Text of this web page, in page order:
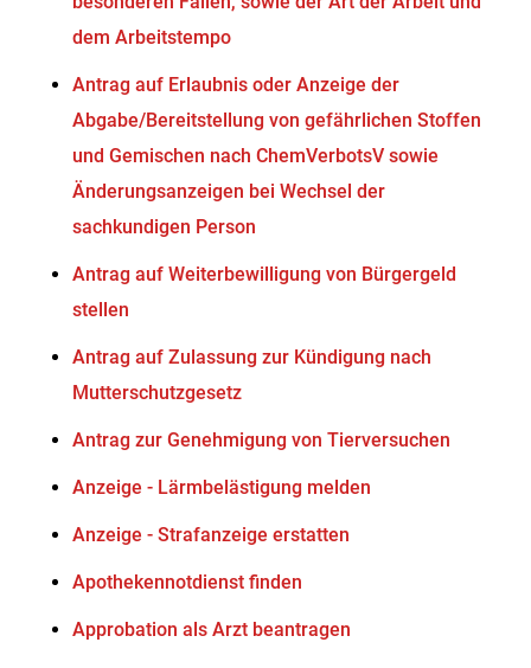
dem Arbeitstempo
Antrag auf Erlaubnis oder Anzeige der
Abgabe/Bereitstellung von gefährlichen Stoffen
und Gemischen nach ChemVerbotsV sowie
Änderungsanzeigen bei Wechsel der
sachkundigen Person
Antrag auf Weiterbewilligung von Bürgergeld
stellen
Antrag auf Zulassung zur Kündigung nach
Mutterschutzgesetz
Antrag zur Genehmigung von Tierversuchen
Anzeige - Lärmbelästigung melden
Anzeige - Strafanzeige erstatten
Apothekennotdienst finden
Approbation als Arzt beantragen